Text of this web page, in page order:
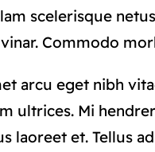
scelerisque
Commodo
arcu eget nibh
ultrices. Mi
laoreet et. Tellus